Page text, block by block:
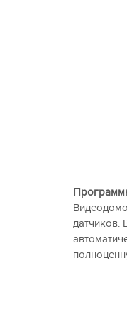
датчиков.